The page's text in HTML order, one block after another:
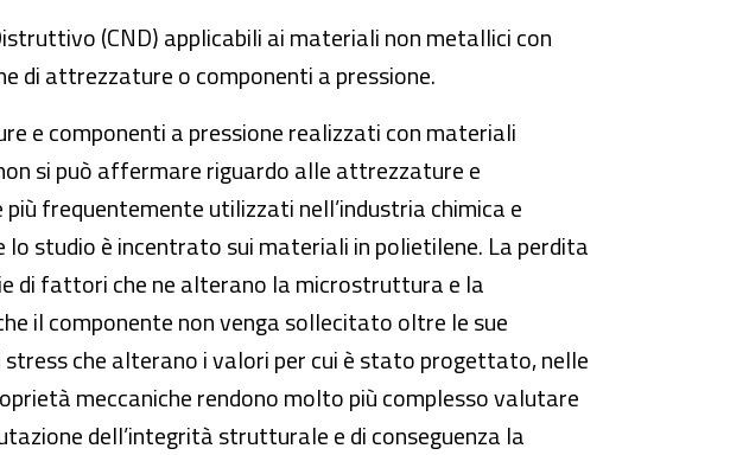
(CND) applicabili ai materiali non metallici con
di attrezzature o componenti a pressione.
e componenti a pressione realizzati con materiali
si può affermare riguardo alle attrezzature e
frequentemente utilizzati nell’industria chimica e
studio è incentrato sui materiali in polietilene. La perdita
di fattori che ne alterano la microstruttura e la
il componente non venga sollecitato oltre le sue
che alterano i valori per cui è stato progettato, nelle
meccaniche rendono molto più complesso valutare
dell’integrità strutturale e di conseguenza la